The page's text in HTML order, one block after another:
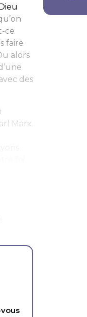
ce
faire
alors
des
Marx.